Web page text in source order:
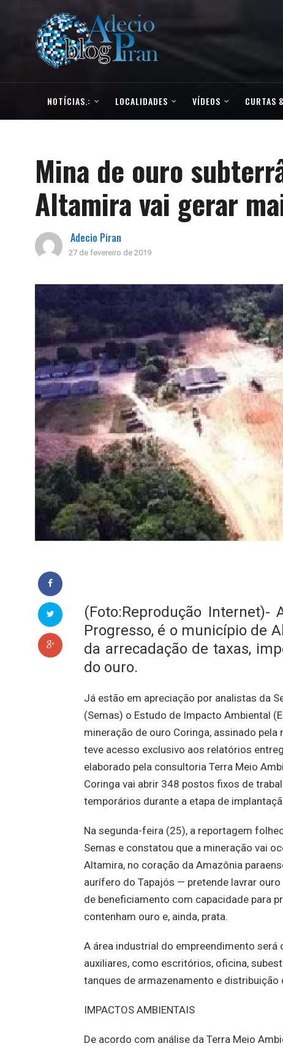
NOTÍCIAS.: LOCALIDADES VÍDEOS CURTAS
Mina de ouro
Altamira vai gerar
Adecio Piran
27 de fevereiro de 2019
(Foto:Reprodução
Progresso, é o município de
da arrecadação de taxas,
do ouro.
Já estão em apreciação por analistas da
(Semas) o Estudo de Impacto Ambiental
mineração de ouro Coringa, assinado
teve acesso exclusivo aos relatórios
elaborado pela consultoria Terra Meio
Coringa vai abrir 348 postos fixos de
temporários durante a etapa de
Na segunda-feira (25), a reportagem
Semas e constatou que a mineração vai
Altamira, no coração da Amazônia
aurífero do Tapajós — pretende lavrar
de beneficiamento com capacidade para
contenham ouro e, ainda, prata.
A área industrial do empreendimento
auxiliares, como escritórios, oficina,
tanques de armazenamento e distribuição
IMPACTOS AMBIENTAIS
De acordo com análise da Terra Meio